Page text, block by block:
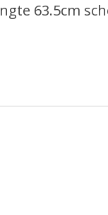
63.5cm